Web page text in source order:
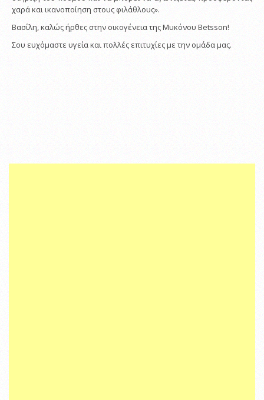
χαρά και ικανοποίηση στους φιλάθλους».
Βασίλη, καλώς ήρθες στην οικογένεια της Μυκόνου Betsson!
Σου ευχόμαστε υγεία και πολλές επιτυχίες με την ομάδα μας.